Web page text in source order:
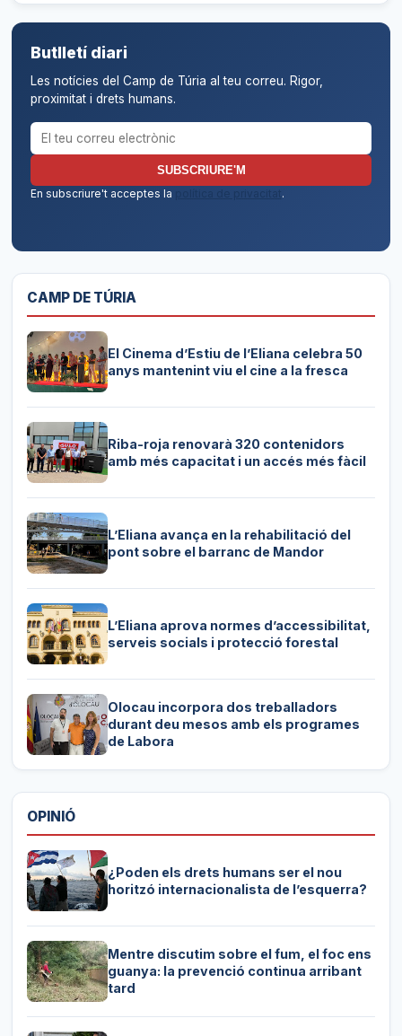
Butlletí diari
Les notícies del Camp de Túria al teu correu. Rigor,
proximitat i drets humans.
Correu electrònic per al butlletí
SUBSCRIURE'M
En subscriure't acceptes la
política de privacitat.
CAMP DE TÚRIA
El Cinema d’Estiu de l’Eliana celebra 50
anys mantenint viu el cine a la fresca
Riba-roja renovarà 320 contenidors
amb més capacitat i un accés més fàcil
L’Eliana avança en la rehabilitació del
pont sobre el barranc de Mandor
L’Eliana aprova normes d’accessibilitat,
serveis socials i protecció forestal
Olocau incorpora dos treballadors
durant deu mesos amb els programes
de Labora
OPINIÓ
¿Poden els drets humans ser el nou
horitzó internacionalista de l’esquerra?
Mentre discutim sobre el fum, el foc ens
guanya: la prevenció continua arribant
tard